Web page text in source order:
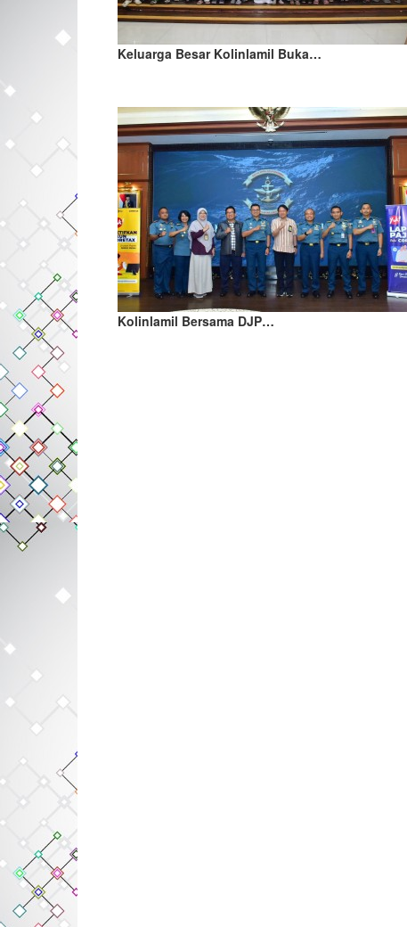
Keluarga Besar Kolinlamil Buka…
Kolinlamil Bersama DJP…